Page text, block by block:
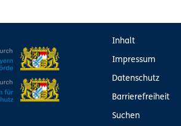
Inhalt
Impressum
Datenschutz
Barrierefreiheit
Suchen